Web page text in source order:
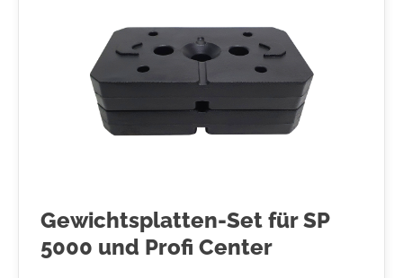
Gewichtsplatten-Set für SP
5000 und Profi Center